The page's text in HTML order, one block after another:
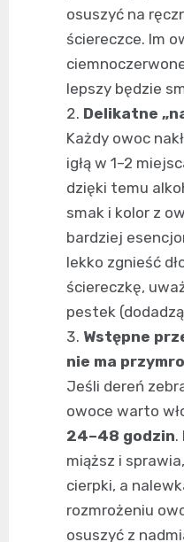
osuszyć na
ściereczce. Im
lepszy będzie
Delikatne
Każdy owoc
igłą w 1–2
dzięki temu
smak i kolor z
bardziej
lekko zgnieść
ściereczkę,
pestek
Wstępne
nie ma
Jeśli dereń
owoce warto
24–48 godzin.
miąższ i
cierpki, a
rozmrożeniu
osuszyć z